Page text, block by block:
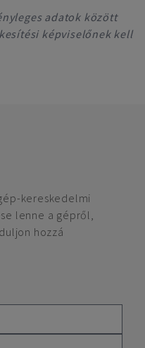
adatok között
képviselőnek kell
kereskedelmi
lenne a gépről,
hozzá